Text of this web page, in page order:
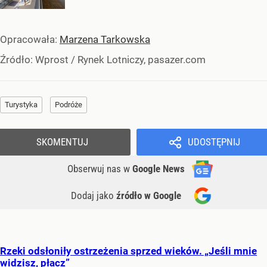
Opracowała: Marzena Tarkowska
Źródło: Wprost / Rynek Lotniczy, pasazer.com
Turystyka Podróże
UDOSTĘPNIJ
Obserwuj nas w Google News
Dodaj jako źródło w Google
SKOMENTUJ
Rzeki odsłoniły ostrzeżenia sprzed wieków. „Jeśli mnie
widzisz, płacz”